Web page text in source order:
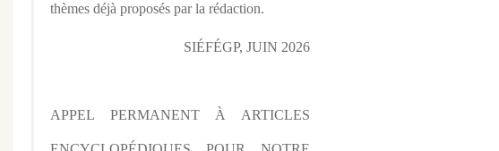
thèmes déjà proposés par la rédaction.
SIÉFÉGP, JUIN 2026
APPEL PERMANENT À ARTICLES